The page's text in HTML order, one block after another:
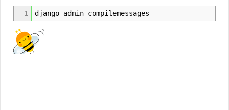
1 django-admin compilemessages